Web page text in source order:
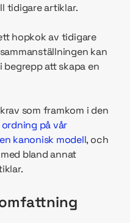
tidigare artiklar.
hopkok av tidigare
kan
begrepp att skapa en
som framkom i den
på vår
kanonisk modell, och
bland annat